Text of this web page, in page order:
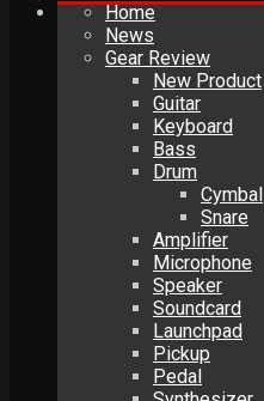
Home
News
Gear Review
New Product
Guitar
Keyboard
Bass
Drum
Cymbal
Snare
Amplifier
Microphone
Speaker
Soundcard
Launchpad
Pickup
Pedal